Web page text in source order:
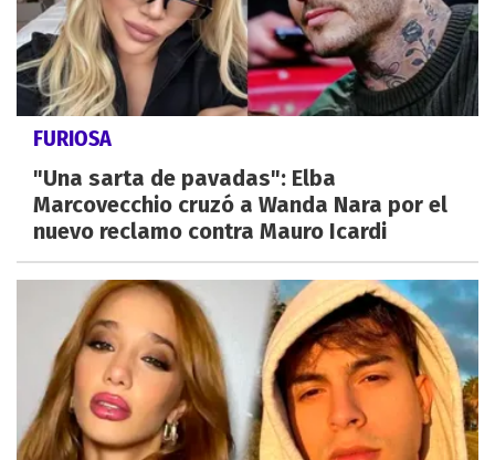
FURIOSA
"Una sarta de pavadas": Elba
Marcovecchio cruzó a Wanda Nara por el
nuevo reclamo contra Mauro Icardi